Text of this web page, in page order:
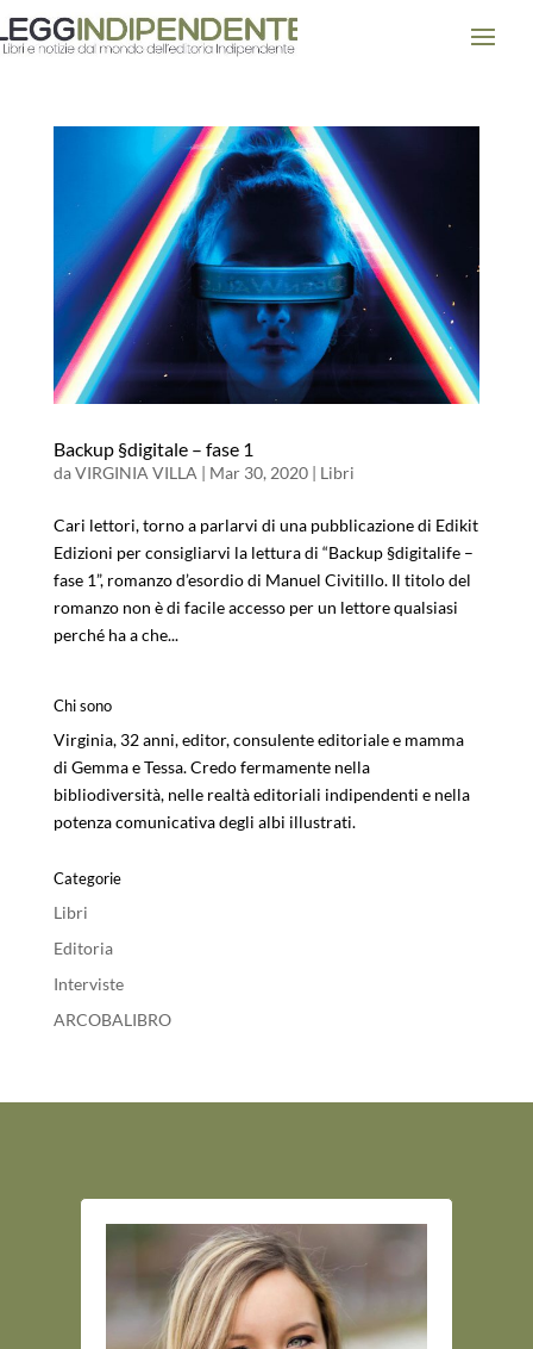
Backup §digitale – fase 1
daVIRGINIA VILLA | Mar 30, 2020| Libri
Cari lettori, torno a parlarvi di una pubblicazione di Edikit
Edizioni per consigliarvi la lettura di “Backup §digitalife –
fase 1”, romanzo d’esordio di Manuel Civitillo. Il titolo del
romanzo non è di facile accesso per un lettore qualsiasi
perché ha a che...
Chi sono
Virginia, 32 anni, editor, consulente editoriale e mamma
di Gemma e Tessa. Credo fermamente nella
bibliodiversità, nelle realtà editoriali indipendenti e nella
potenza comunicativa degli albi illustrati.
Categorie
Libri
Editoria
Interviste
ARCOBALIBRO